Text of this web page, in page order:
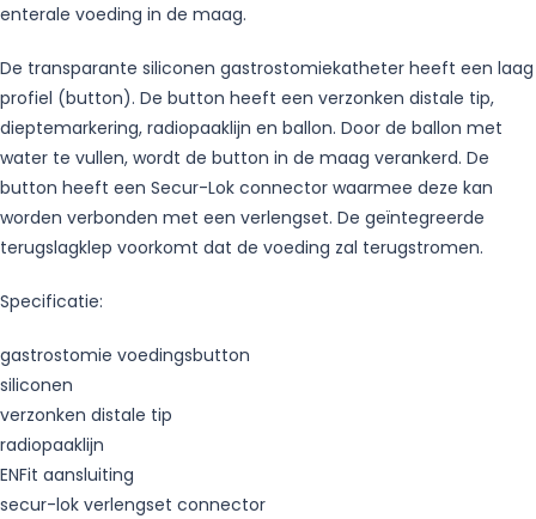
enterale voeding in de maag.
De transparante siliconen gastrostomiekatheter heeft een laag
profiel (button). De button heeft een verzonken distale tip,
dieptemarkering, radiopaaklijn en ballon. Door de ballon met
water te vullen, wordt de button in de maag verankerd. De
button heeft een Secur-Lok connector waarmee deze kan
worden verbonden met een verlengset. De geïntegreerde
terugslagklep voorkomt dat de voeding zal terugstromen.
Specificatie:
gastrostomie voedingsbutton
siliconen
verzonken distale tip
radiopaaklijn
ENFit aansluiting
secur-lok verlengset connector